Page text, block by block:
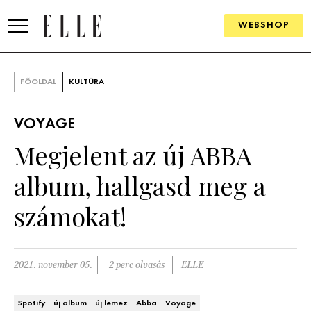
WEBSHOP
SZÉPSÉG
ÉLETMÓD
PÁRKAPCSOLAT
FŐOLDAL KULTÚRA
VOYAGE
Megjelent az új ABBA
album, hallgasd meg a
számokat!
2021. november 05. 2 perc olvasás ELLE
Spotify új album új lemez Abba Voyage